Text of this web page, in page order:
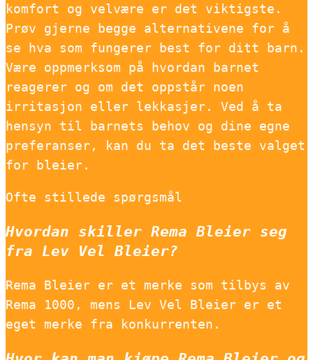
komfort og velvære er det viktigste.
Prøv gjerne begge alternativene for å
se hva som fungerer best for ditt barn.
Være oppmerksom på hvordan barnet
reagerer og om det oppstår noen
irritasjon eller lekkasjer. Ved å ta
hensyn til barnets behov og dine egne
preferanser, kan du ta det beste valget
for bleier.
Ofte stillede spørgsmål
Hvordan skiller Rema Bleier seg
fra Lev Vel Bleier?
Rema Bleier er et merke som tilbys av
Rema 1000, mens Lev Vel Bleier er et
eget merke fra konkurrenten.